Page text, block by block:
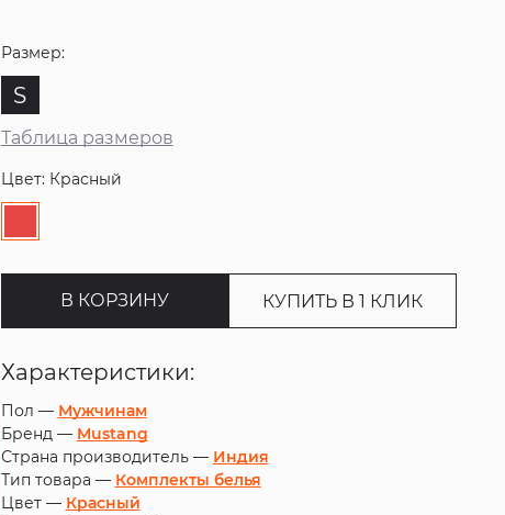
Размер:
S
Таблица размеров
Цвет: Красный
В КОРЗИНУ КУПИТЬ В 1 КЛИК
Характеристики:
Пол — Мужчинам
Бренд — Mustang
Страна производитель — Индия
Тип товара — Комплекты белья
Цвет — Красный